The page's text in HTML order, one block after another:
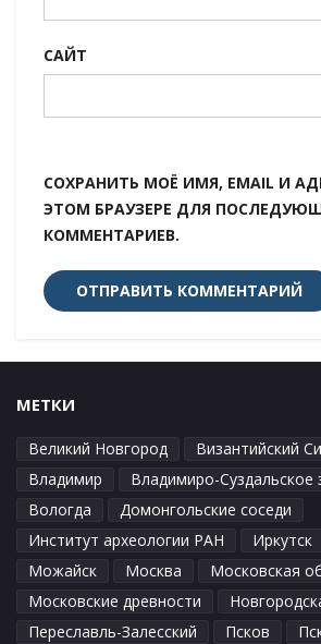
САЙТ
СОХРАНИТЬ МОЁ ИМЯ, EMAIL И
ЭТОМ БРАУЗЕРЕ ДЛЯ
КОММЕНТАРИЕВ.
МЕТКИ
Великий Новгород Византийский
Владимир
Владимиро-Суздальское
Вологда
Домонгольские соседи
Институт археологии РАН
Иркутск
Можайск
Москва
Московская
Московские древности
Переславль-Залесский
Псков